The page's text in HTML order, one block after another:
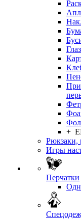
+
Рюкзаки,
Игры
Перчатки